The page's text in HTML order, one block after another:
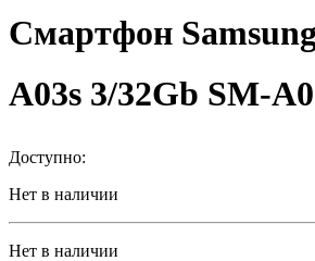
Смартфон
A03s 3/32Gb SM-
Доступно:
Нет в наличии
Нет в наличии